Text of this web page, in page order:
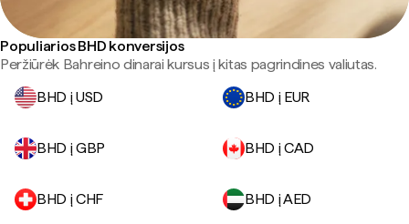
Populiarios BHD konversijos
Peržiūrėk Bahreino dinarai kursus į kitas pagrindines valiutas.
BHD į USD
BHD į EUR
BHD į GBP BHD į CAD
BHD į CHF BHD į AED